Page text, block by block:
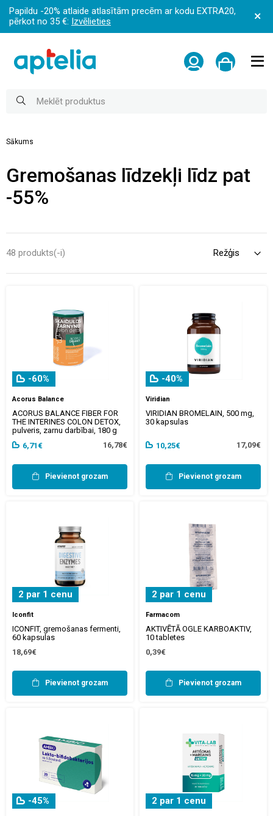
Papildu -20% atlaide atlasītām precēm ar kodu EXTRA20,
pērkot no 35 €: Izvēlieties
Sākums
Gremošanas līdzekļi līdz pat
-55%
48 produkts(-i)
-60%
Acorus Balance
ACORUS BALANCE FIBER FOR
THE INTERINES COLON DETOX,
pulveris, zarnu darbībai, 180 g
6,71€
16,78€
Pievienot grozam
-40%
Viridian
VIRIDIAN BROMELAIN, 500 mg,
30 kapsulas
10,25€ 17,09€
Pievienot grozam
2 par 1 cenu
Iconfit
ICONFIT, gremošanas fermenti,
60 kapsulas
18,69€
Pievienot grozam
2 par 1 cenu
Farmacom
AKTIVĒTĀ OGLE KARBOAKTIV,
10 tabletes
0,39€
Pievienot grozam
-45% 2 par 1 cenu